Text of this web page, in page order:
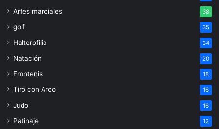
Artes marciales 38
golf 35
Halterofilia 34
Natación 20
Frontenis 18
Tiro con Arco 16
Judo 16
Patinaje 12